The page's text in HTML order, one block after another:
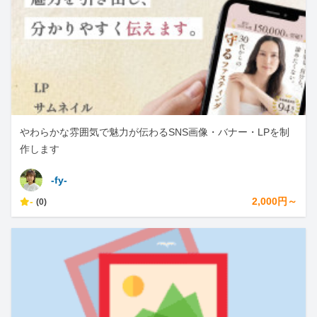
やわらかな雰囲気で魅力が伝わるSNS画像・バナー・LPを制
作します
-fy-
- (0) 2,000円～